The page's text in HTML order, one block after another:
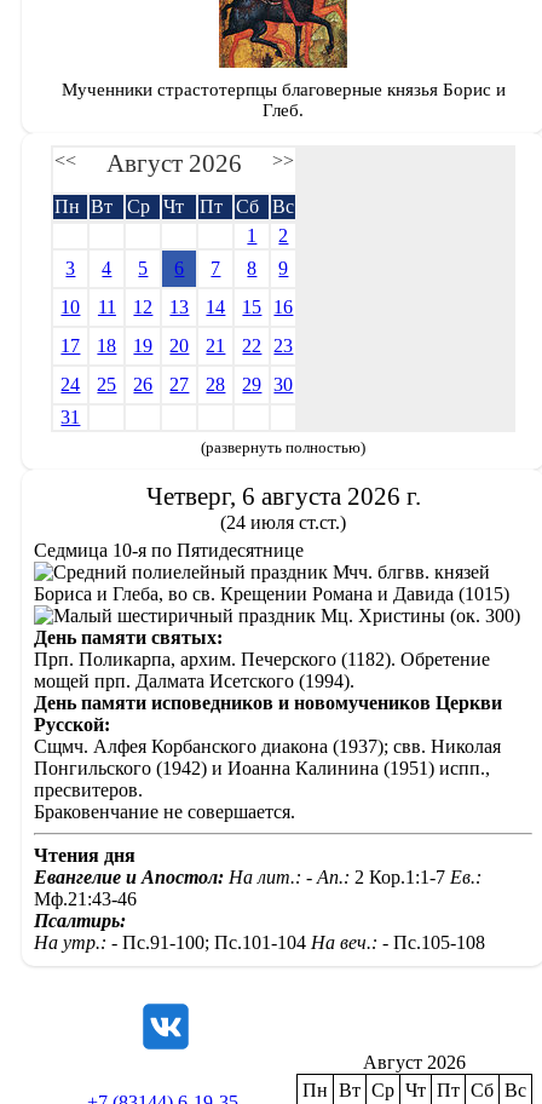
Мученники страстотерпцы благоверные князья Борис и
Глеб.
<< Август 2026 >>
Пн Вт Ср Чт Пт Сб
Вс
1
2
3
4 5 6 7 8
9
10
11 12 13 14 15
16
17
18 19 20 21 22
23
24
25 26 27 28 29
30
31
(развернуть полностью)
Четверг, 6 августа 2026 г.
(24 июля ст.ст.)
Седмица 10-я по Пятидесятнице
Мчч. блгвв. князей
Бориса и Глеба, во св. Крещении Романа и Давида (1015)
Мц. Христины (ок. 300)
День памяти святых:
Прп. Поликарпа, архим. Печерского (1182). Обретение
мощей прп. Далмата Исетского (1994).
День памяти исповедников и новомучеников Церкви
Русской:
Сщмч. Алфея Корбанского диакона (1937); свв. Николая
Понгильского (1942) и Иоанна Калинина (1951) испп.,
пресвитеров.
Браковенчание не совершается.
Чтения дня
Евангелие и Апостол: На лит.: - Ап.: 2 Кор.1:1-7 Ев.:
Мф.21:43-46
Псалтирь:
На утр.: - Пс.91-100; Пс.101-104 На веч.: - Пс.105-108
Август 2026
Пн Вт Ср Чт Пт Сб Вс